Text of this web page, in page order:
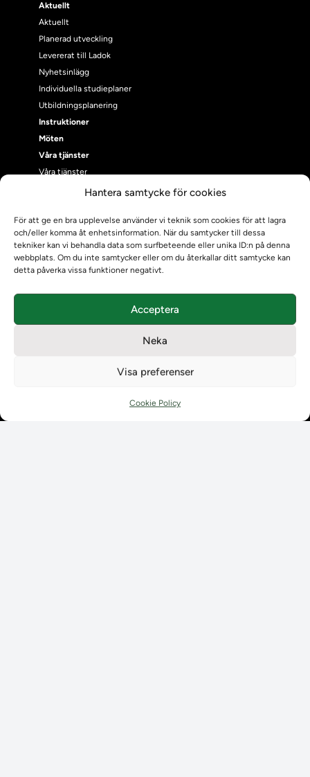
Hantera samtycke för cookies
För att ge en bra upplevelse använder vi teknik som cookies för att lagra
och/eller komma åt enhetsinformation. När du samtycker till dessa
tekniker kan vi behandla data som surfbeteende eller unika ID:n på denna
webbplats. Om du inte samtycker eller om du återkallar ditt samtycke kan
detta påverka vissa funktioner negativt.
Acceptera
Neka
Visa preferenser
Cookie Policy
Aktuellt
Aktuellt
Planerad utveckling
Levererat till Ladok
Nyhetsinlägg
Individuella studieplaner
Utbildningsplanering
Instruktioner
Möten
Våra tjänster
Våra tjänster
Uppgraderingskalender för Ladok
NUAK
Emrex
Bak- och framgrund
Systemet Ladok
Ladokkonsortiet internationellt
Teamens sammansättning och arbetet på Ladokkonsortiet